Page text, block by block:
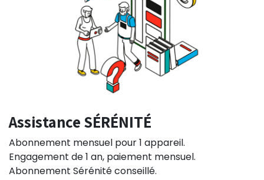
Assistance SÉRÉNITÉ
Abonnement mensuel pour 1 appareil.
Engagement de 1 an, paiement mensuel.
Abonnement Sérénité conseillé.